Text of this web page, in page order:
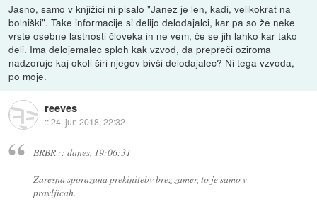
Jasno, samo v knjižici ni pisalo "Janez je len, kadi, velikokrat na
bolniški". Take informacije si delijo delodajalci, kar pa so že neke
vrste osebne lastnosti človeka in ne vem, če se jih lahko kar tako
deli. Ima delojemalec sploh kak vzvod, da prepreči oziroma
nadzoruje kaj okoli širi njegov bivši delodajalec? Ni tega vzvoda,
po moje.
reeves
::24. jun 2018, 22:32
BRBR :: danes, 19:06:31
Zaresna sporazuna prekinitebv brez zamer, to je samo v
pravljicah.